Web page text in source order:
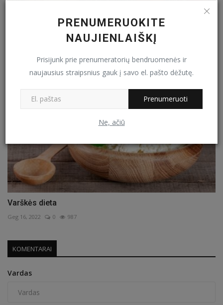
PRENUMERUOKITE
NAUJIENLAIŠKĮ
Prisijunk prie prenumeratorių bendruomenės ir
naujausius straipsnius gauk į savo el. pašto dėžutę.
Prenumeruoti
Ne, ačiū
Daržovių dieta: ir sveika, ir skanu
Varškės dieta
Geg 16, 2022 0 987
KOMENTARAI
Vardas